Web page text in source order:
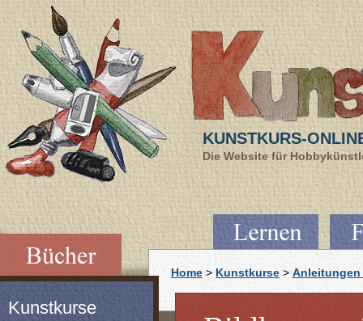
KUNSTKURS-
Die Website für
Kunstkurse
Home > Kunstkurse > Anleitungen